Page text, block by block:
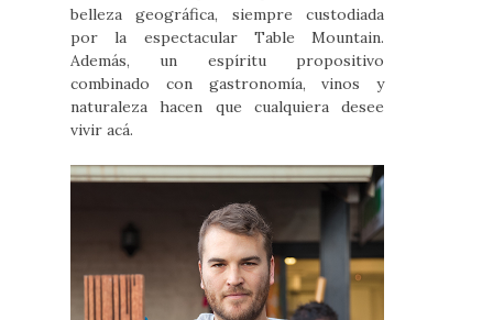
belleza geográfica, siempre custodiada
por la espectacular Table Mountain.
Además, un espíritu propositivo
combinado con gastronomía, vinos y
naturaleza hacen que cualquiera desee
vivir acá.